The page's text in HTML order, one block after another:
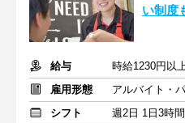
い制
給与
時給1230円以
雇用形態
アルバイト・
シフト
週2日 1日3時